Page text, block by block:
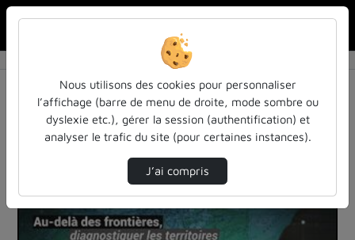
1 vidéo trouvée
Audio Vidéo Statistiques de vues
Direction de tri
00:06:15
Nous utilisons des cookies pour personnaliser
l’affichage (barre de menu de droite, mode sombre ou
dyslexie etc.), gérer la session (authentification) et
analyser le trafic du site (pour certaines instances).
J’ai compris